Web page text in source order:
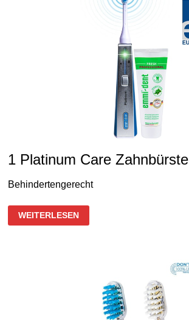
1 Platinum Care Zahnbürste
Behindertengerecht
1
PLATINUM
WEITERLESEN